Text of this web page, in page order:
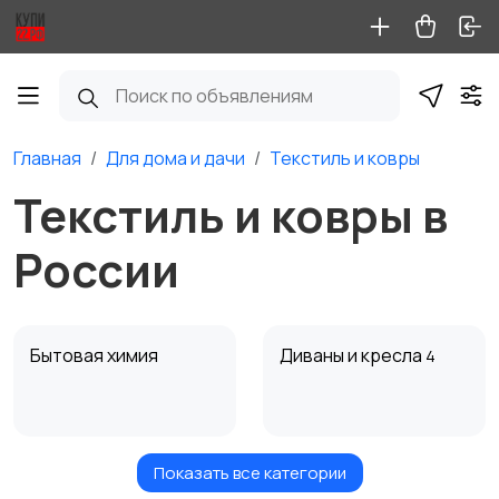
Главная Для дома и дачи Текстиль и ковры
Текстиль и ковры в
России
Бытовая химия Диваны и кресла 4
Кровати и матрасы1 Кухонные гарнитуры
Показать все категории